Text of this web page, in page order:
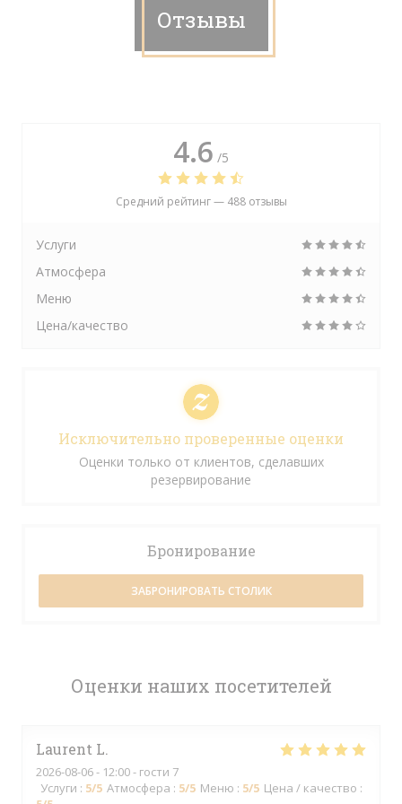
Отзывы
Оценки наших посетителей
Laurent L
2026-08-06- 12:00 - гости 7
Услуги : 5/5 Атмосфера : 5/5 Меню : 5/5 Цена / качество :
4.6 /5
Средний рейтинг — 488 отзывы
Услуги
Атмосфера
Меню
Цена/качество
Исключительно проверенные оценки
Оценки только от клиентов, сделавших
резервирование
Бронирование
ЗАБРОНИРОВАТЬ СТОЛИК